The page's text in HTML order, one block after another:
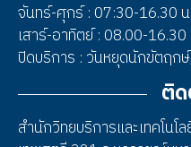
จันทร์-ศุกร์ : 07:30-16.30 น.
เสาร์-อาทิตย์ : 08.00-16.30
ปิดบริการ : วันหยุดนักขัตฤก
ติด
สำนักวิทยบริการและเทคโนโ